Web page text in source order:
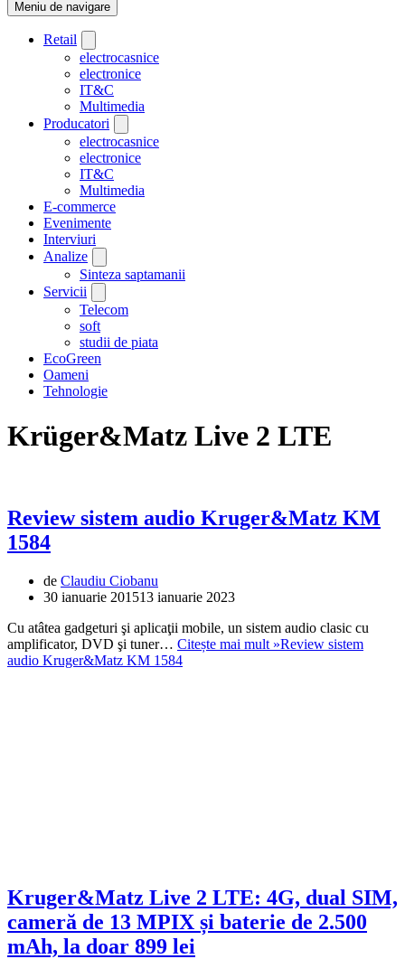
Meniu de navigare
Retail
electrocasnice
electronice
IT&C
Multimedia
Producatori
electrocasnice
electronice
IT&C
Multimedia
E-commerce
Evenimente
Interviuri
Analize
Sinteza saptamanii
Servicii
Telecom
soft
studii de piata
EcoGreen
Oameni
Tehnologie
Krüger&Matz Live 2 LTE
Review sistem audio Kruger&Matz KM
1584
de Claudiu Ciobanu
30 ianuarie 201513 ianuarie 2023
Cu atâtea gadgeturi şi aplicaţii mobile, un sistem audio clasic cu
amplificator, DVD şi tuner… Citește mai mult »Review sistem
audio Kruger&Matz KM 1584
Kruger&Matz Live 2 LTE: 4G, dual SIM,
cameră de 13 MPIX și baterie de 2.500
mAh, la doar 899 lei